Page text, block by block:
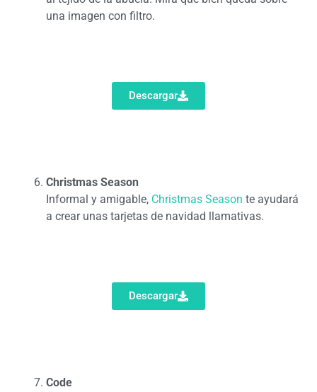
una imagen con filtro.
Descargar
Christmas Season
Informal y amigable, Christmas Season te ayudará
a crear unas tarjetas de navidad llamativas.
Descargar
Code